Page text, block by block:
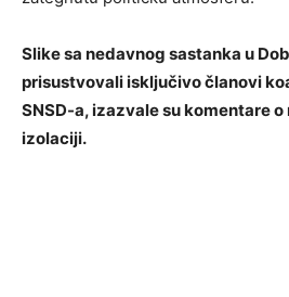
Slike sa nedavnog sastanka u
prisustvovali isključivo članovi
SNSD-a, izazvale su komentare
izolaciji.